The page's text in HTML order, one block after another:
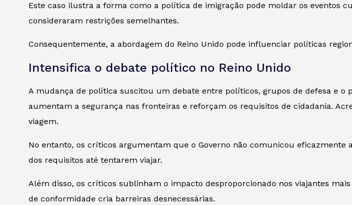
Este caso ilustra a forma como a política de imigração pode moldar os eventos
consideraram restrições semelhantes.
Consequentemente, a abordagem do Reino Unido pode influenciar políticas
Intensifica o debate político no Reino Unido
A mudança de política suscitou um debate entre políticos, grupos de defesa e
aumentam a segurança nas fronteiras e reforçam os requisitos de cidadania.
viagem.
No entanto, os críticos argumentam que o Governo não comunicou
dos requisitos até tentarem viajar.
Além disso, os críticos sublinham o impacto desproporcionado nos viajantes
de conformidade cria barreiras desnecessárias.